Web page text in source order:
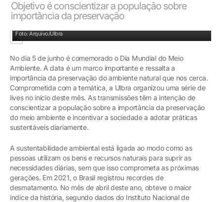
Objetivo é conscientizar a população sobre
importância da preservação
Foto: Arquivo/Ulbra
No dia 5 de junho é comemorado o Dia Mundial do Meio
Ambiente. A data é um marco importante e ressalta a
importância da preservação do ambiente natural que nos cerca.
Comprometida com a temática, a Ulbra organizou uma série de
lives no início deste mês. As transmissões têm a intenção de
conscientizar a população sobre a importância da preservação
do meio ambiente e incentivar a sociedade a adotar práticas
sustentáveis diariamente.
A sustentabilidade ambiental está ligada ao modo como as
pessoas utilizam os bens e recursos naturais para suprir as
necessidades diárias, sem que isso comprometa as próximas
gerações. Em 2021, o Brasil registrou recordes de
desmatamento. No mês de abril deste ano, obteve o maior
índice da história, segundo dados do Instituto Nacional de